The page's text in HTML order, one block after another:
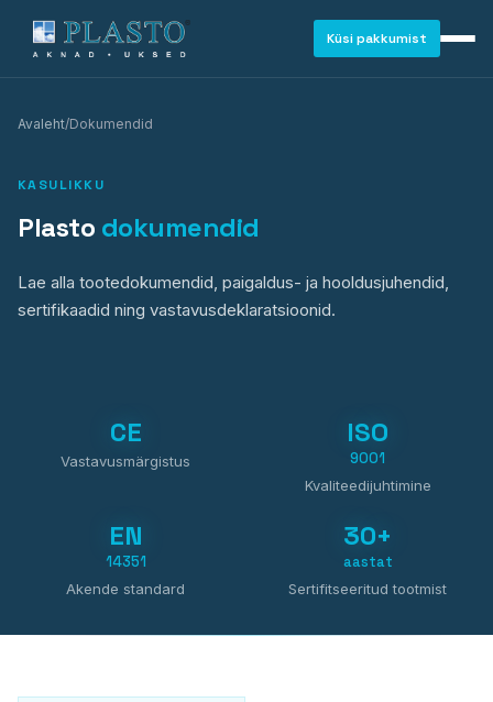
AKNAD
Küsi pakkumist
Avaleht/Dokumendid
KASULIKKU
Plasto dokumendid
Lae alla tootedokumendid, paigaldus- ja hooldusjuhendid,
sertifikaadid ning vastavusdeklaratsioonid.
CE
Vastavusmärgistus
ISO
9001
Kvaliteedijuhtimine
EN
14351
Akende standard
30+
aastat
Sertifitseeritud tootmist